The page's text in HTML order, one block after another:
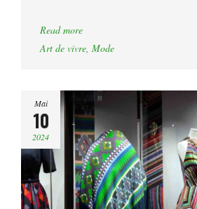
Read more
Art de vivre, Mode
Mai
10
2024